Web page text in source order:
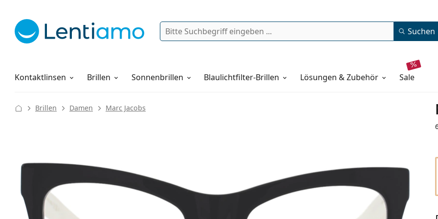
Suche Suchen
Kontaktlinsen
Pflegemittel Brillen Sonnenbrillen Blaulichtfilter-Brillen Lösungen & Zubehör sale
Alles über den Einkauf
Brillen Damen Marc Jacobs